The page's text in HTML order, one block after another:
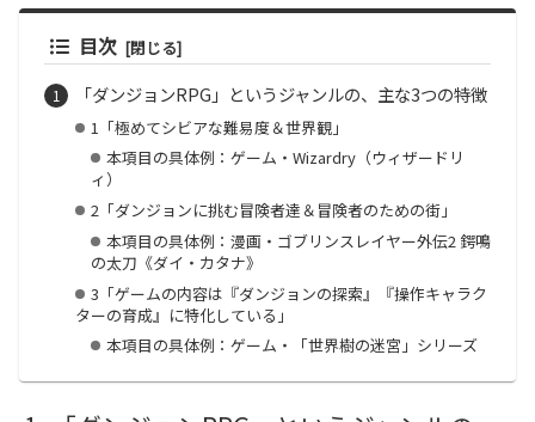
目次
「ダンジョンRPG」というジャンルの、主な3つの特徴
1「極めてシビアな難易度＆世界観」
本項目の具体例：ゲーム・Wizardry（ウィザードリ
ィ）
2「ダンジョンに挑む冒険者達＆冒険者のための街」
本項目の具体例：漫画・ゴブリンスレイヤー外伝2 鍔鳴
の太刀《ダイ・カタナ》
3「ゲームの内容は『ダンジョンの探索』『操作キャラク
ターの育成』に特化している」
本項目の具体例：ゲーム・「世界樹の迷宮」シリーズ